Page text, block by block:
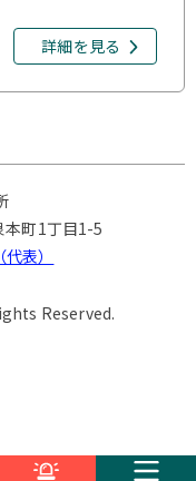
詳細を見る
本町1丁目1-5
表）
Reserved.